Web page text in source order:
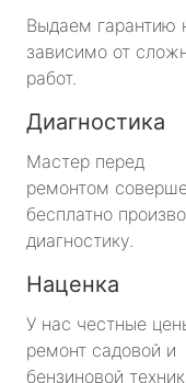
Выдаем гарантию
зависимо от
работ.
Диагностика
Мастер перед
ремонтом
бесплатно
диагностику.
Наценка
У нас честные
ремонт садовой и
бензиновой